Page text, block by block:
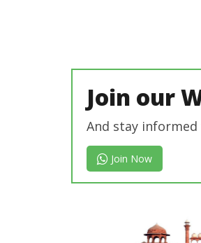
Join our
And stay
Join Now